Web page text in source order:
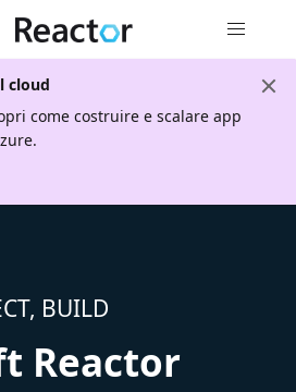
cloud
come costruire e scalare app
BUILD
Reactor